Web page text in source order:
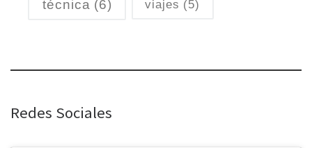
técnica (6) viajes (5)
Redes Sociales